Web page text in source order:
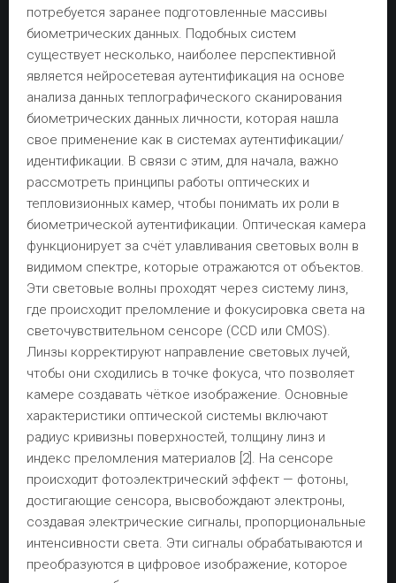
потребуется заранее подготовленные массивы
биометрических данных. Подобных систем
существует несколько, наиболее перспективной
является нейросетевая аутентификация на основе
анализа данных теплографического сканирования
биометрических данных личности, которая нашла
свое применение как в системах аутентификации/
идентификации. В связи с этим, для начала, важно
рассмотреть принципы работы оптических и
тепловизионных камер, чтобы понимать их роли в
биометрической аутентификации. Оптическая камера
функционирует за счёт улавливания световых волн в
видимом спектре, которые отражаются от объектов.
Эти световые волны проходят через систему линз,
где происходит преломление и фокусировка света на
светочувствительном сенсоре (CCD или CMOS).
Линзы корректируют направление световых лучей,
чтобы они сходились в точке фокуса, что позволяет
камере создавать чёткое изображение. Основные
характеристики оптической системы включают
радиус кривизны поверхностей, толщину линз и
индекс преломления материалов [2]. На сенсоре
происходит фотоэлектрический эффект — фотоны,
достигающие сенсора, высвобождают электроны,
создавая электрические сигналы, пропорциональные
интенсивности света. Эти сигналы обрабатываются и
преобразуются в цифровое изображение, которое